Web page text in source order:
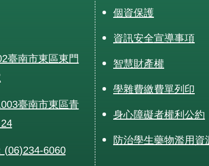
臺南市東區東門
臺南市東區青
(06)234-6060
個資保護
資訊安全宣導事項
智慧財產權
學雜費繳費單列印
身心障礙者權利公約
防治學生藥物濫用資